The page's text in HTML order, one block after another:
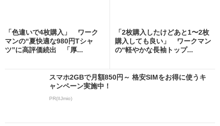
「色違いで4枚購入」 ワーク
マンの“夏快適な980円Tシャ
ツ”に高評価続出 「厚...
「2枚購入したけどあと1〜2枚
購入しても良い」 ワークマン
の“軽やかな長袖トップ...
スマホ2GBで月額850円～ 格安SIMをお得に使うキ
ャンペーン実施中！
PR(IIJmio)